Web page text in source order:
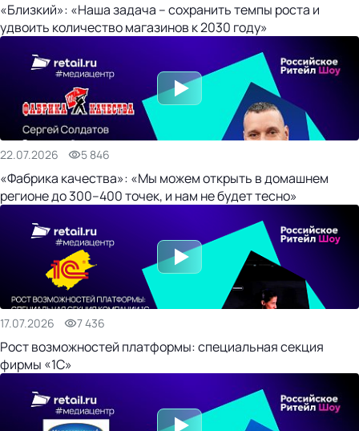
«Близкий»: «Наша задача – сохранить темпы роста и
удвоить количество магазинов к 2030 году»
22.07.2026 5 846
«Фабрика качества»: «Мы можем открыть в домашнем
регионе до 300–400 точек, и нам не будет тесно»
17.07.2026 7 436
Рост возможностей платформы: специальная секция
фирмы «1С»